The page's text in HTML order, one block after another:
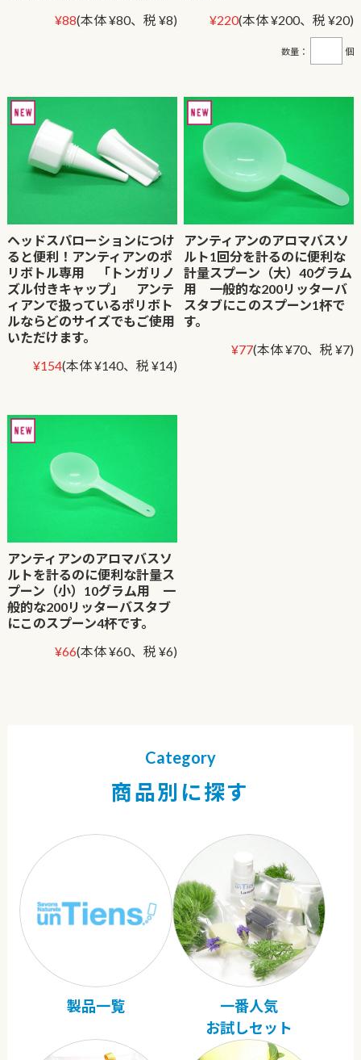
¥88(本体 ¥80、税 ¥8)
¥220(本体 ¥200、税 ¥20)
数量： 個
ヘッドスパローションにつけ
ると便利！アンティアンのポ
リボトル専用 「トンガリノ
ズル付きキャップ」 アンテ
ィアンで扱っているポリボト
ルならどのサイズでもご使用
いただけます。
¥154(本体 ¥140、税 ¥14)
アンティアンのアロマバスソ
ルト1回分を計るのに便利な
計量スプーン（大）40グラム
用 一般的な200リッターバ
スタブにこのスプーン1杯で
す。
¥77(本体 ¥70、税 ¥7)
アンティアンのアロマバスソ
ルトを計るのに便利な計量ス
プーン（小）10グラム用 一
般的な200リッターバスタブ
にこのスプーン4杯です。
¥66(本体 ¥60、税 ¥6)
Category
商品別に探す
製品一覧
一番人気
お試しセット